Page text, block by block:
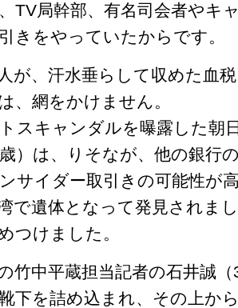
TV局幹部、有名司会者やキ
きをやっていたからです。
が、汗水垂らして収めた血
、網をかけません。
スキャンダルを曝露した朝
）は、りそなが、他の銀行
サイダー取引きの可能性が
で遺体となって発見されま
つけました。
竹中平蔵担当記者の石井誠
下を詰め込まれ、その上か